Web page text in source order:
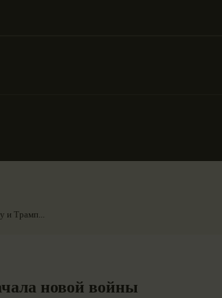
и Трамп...
новой войны